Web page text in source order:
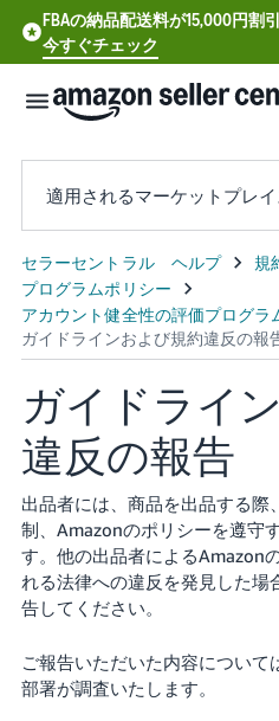
FBAの納品配送料が15,000円割
今すぐチェック
中
文
-
Deutsch
- DE
Español
- ES
Français
- FR
Italiano
- IT
適用されるマーケットプレ
ガイドライ
違反の報告
出品者には、商品を出品する際
制、Amazonのポリシーを遵守
す。他の出品者によるAmazon
れる法律への違反を発見した場
告してください。
ご報告いただいた内容について
部署が調査いたします。